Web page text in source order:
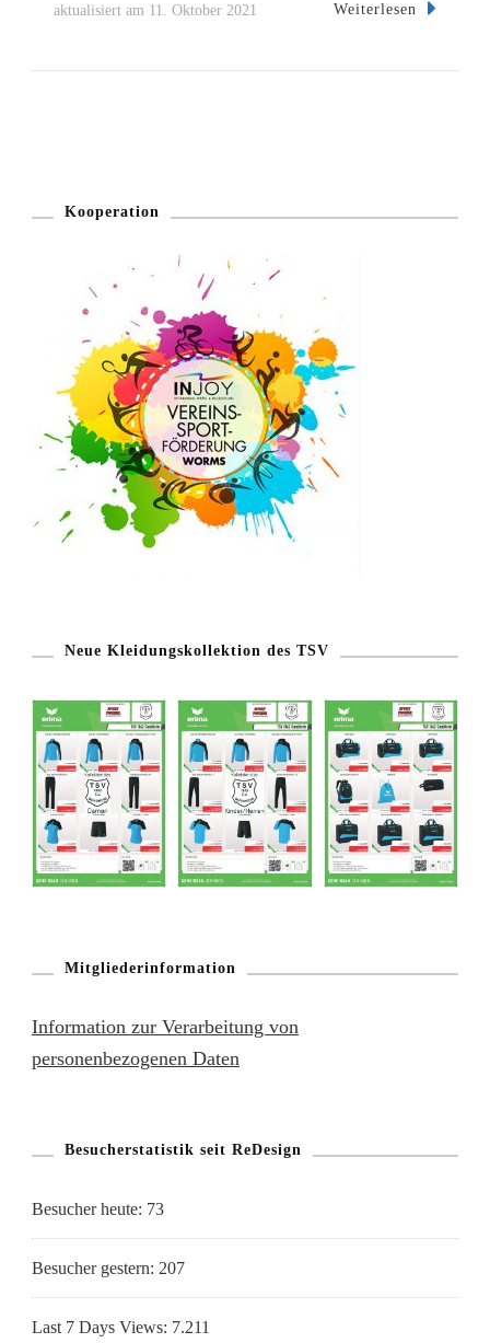
aktualisiert am 11. Oktober 2021 Weiterlesen
Kooperation
Neue Kleidungskollektion des TSV
Mitgliederinformation
Information zur Verarbeitung von
personenbezogenen Daten
Besucherstatistik seit ReDesign
Besucher heute: 73
Besucher gestern: 207
Last 7 Days Views: 7.211